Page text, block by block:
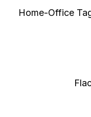
Home-Office